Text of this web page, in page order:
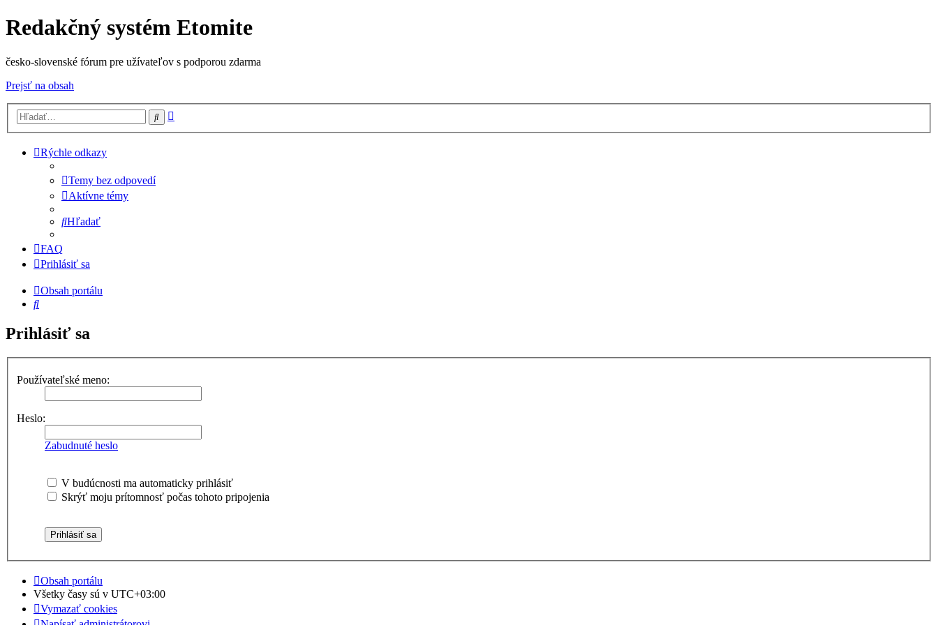
Redakčný systém Etomite
česko-slovenské fórum pre užívateľov s podporou zdarma
Prejsť na obsah
Hľadať
Rýchle odkazy
Temy bez odpovedí
Aktívne témy
Hľadať
FAQ
Prihlásiť sa
Obsah portálu
Hľadať
Prihlásiť sa
Používateľské meno:
Heslo:
Zabudnuté heslo
V budúcnosti ma automaticky prihlásiť
Skrýť moju prítomnosť počas tohoto pripojenia
Obsah portálu
Všetky časy sú v UTC+03:00
Vymazať cookies